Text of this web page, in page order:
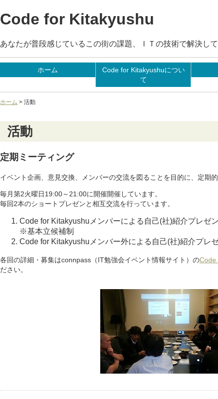
Code for Kitakyushu
あなたが普段感じているこの街の課題、ＩＴの技術で解決し
ホーム
Code for Kitakyushuについ
て
ホーム > 活動
活動
定期ミーティング
イベント企画、意見交換、メンバーの交流を図ることを目的に、定期
毎月第2火曜日19:00～21:00に開催開催しています。
毎回2本のショートプレゼンと相互交流を行っています。
Code for Kitakyushuメンバーによる自己(社)紹介プレゼ
※基本立候補制
Code for Kitakyushuメンバー外による自己(社)紹介プレ
各回の詳細・募集はconnpass（IT勉強会イベント情報サイト）のCode
ださい。